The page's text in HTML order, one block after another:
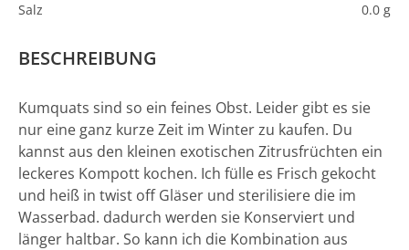
Salz 0.0 g
BESCHREIBUNG
Kumquats sind so ein feines Obst. Leider gibt es sie
nur eine ganz kurze Zeit im Winter zu kaufen. Du
kannst aus den kleinen exotischen Zitrusfrüchten ein
leckeres Kompott kochen. Ich fülle es Frisch gekocht
und heiß in twist off Gläser und sterilisiere die im
Wasserbad. dadurch werden sie Konserviert und
länger haltbar. So kann ich die Kombination aus